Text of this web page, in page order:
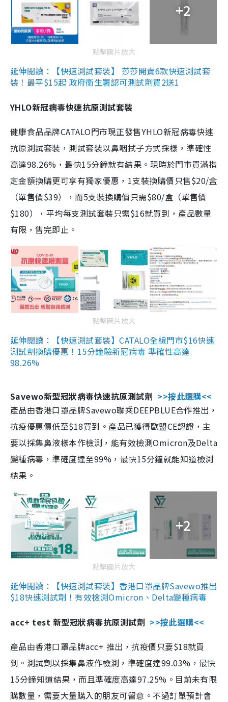
+2
點擊圖片放大
延伸閱讀：【快速測試套裝】 莎莎開賣6款快速測試套
裝！最平$15起 政府衛生署認可測試劑買2送1
YHLO新冠病毒快速抗原測試套裝
健康食品品牌CATALO門市現正發售YHLO新冠病毒快速
抗原測試套裝，測試套裝以鼻咽拭子方式採樣，準確性
高達98.26%，最快15分鐘就有結果。現時於門市買滿指
定金額換購更可享有獨家優惠，1支裝換購價只售$20/盒
（單售價$39），而5支裝換購價只需$80/盒（單售價
$180），平均每支測試套裝只需$16就買到，產品數量
有限，售完即止。
點擊圖片放大
延伸閱讀：【快速測試套裝】CATALO全線門市$16快速
測試劑換購優惠！15分鐘驗新冠病毒 準確性高達
98.26%
Savewo新型冠狀病毒快速抗原測試劑 >>按此選購<<
產品由香港口罩品牌Savewo聯乘DEEPBLUE合作推出，
抗疫優惠價低至$18買到。產品已獲得歐盟CE認證，主
要以採集鼻液樣本作檢測，能有效檢測Omicron及Delta
變種病毒，準確度達至99%，最快15分鐘就能知道檢測
結果。
+2
點擊圖片放大
延伸閱讀：【快速測試套裝】香港口罩品牌Savewo推出
$18快速測試劑！有效檢測Omicron、Delta變種病毒
acc+ test 新型冠狀病毒抗原測試劑 >>按此選購<<
產品由香港口罩品牌acc+ 推出，抗疫價只要$18就買
到。測試劑以採集鼻液作檢測，準確度達99.03%，最快
15分鐘知道結果，而且準確度高達97.25%。目前未有限
購數量，需要大量購入的朋友可留意。不過訂單預計會